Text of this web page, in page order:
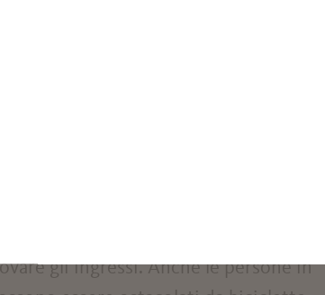
minuti a piedi da Villa Freischütz.
riservati ai disabili. In più c'è un
postale in Piazza Fontana.
a Villa Freischütz. Fate attenzione a
incauto. Possono rappresentare
in quanto creano ostacoli per
gli ingressi. Anche le persone in